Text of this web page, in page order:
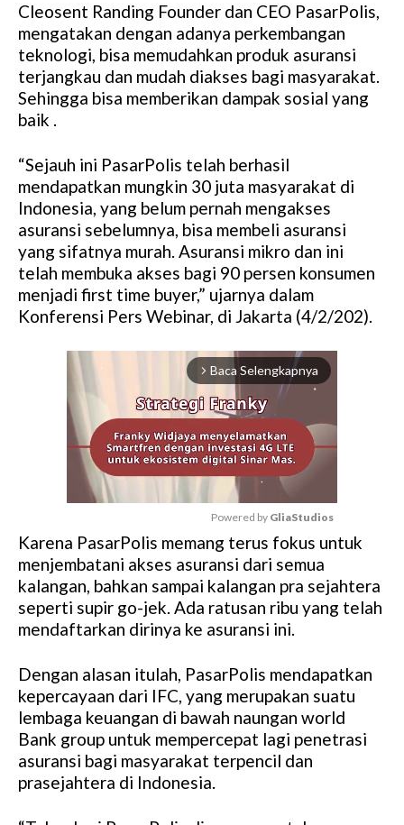
Cleosent Randing Founder dan CEO PasarPolis,
mengatakan dengan adanya perkembangan
teknologi, bisa memudahkan produk asuransi
terjangkau dan mudah diakses bagi masyarakat.
Sehingga bisa memberikan dampak sosial yang
baik .
“Sejauh ini PasarPolis telah berhasil
mendapatkan mungkin 30 juta masyarakat di
Indonesia, yang belum pernah mengakses
asuransi sebelumnya, bisa membeli asuransi
yang sifatnya murah. Asuransi mikro dan ini
telah membuka akses bagi 90 persen konsumen
menjadi first time buyer,” ujarnya dalam
Konferensi Pers Webinar, di Jakarta (4/2/202).
arrow_forward_ios Baca Selengkapnya
M
u
e
Powered by GliaStudios
Karena PasarPolis memang terus fokus untuk
menjembatani akses asuransi dari semua
kalangan, bahkan sampai kalangan pra sejahtera
seperti supir go-jek. Ada ratusan ribu yang telah
mendaftarkan dirinya ke asuransi ini.
Dengan alasan itulah, PasarPolis mendapatkan
kepercayaan dari IFC, yang merupakan suatu
lembaga keuangan di bawah naungan world
Bank group untuk mempercepat lagi penetrasi
asuransi bagi masyarakat terpencil dan
prasejahtera di Indonesia.